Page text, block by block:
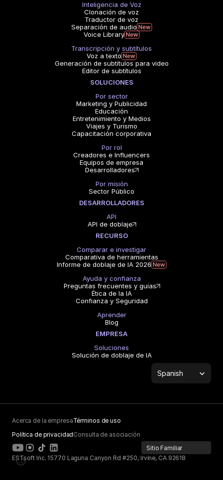
Inteligencia de Voz
Clonación de voz
Traductor de voz
Separación de audio
Voice Library
Transcripción y subtítulos
Voz a texto
Generación de subtítulos para video
Editor de subtítulos
SOLUCIONES
Por sector
Marketing y Publicidad
Educación
Entretenimiento y Medios
Viajes y Turismo
Capacitación corporativa
Por rol
Creadores e Influencers
Equipos de empresa
Desarrolladores
Por misión
Sector Público
DESARROLLADORES
API
API de doblaje
RECURSO
Comparar e investigar
Comparativa de herramientas
Informe de doblaje de IA 2026
Ayuda y confianza
Preguntas frecuentes y guías
Ética de la IA
Confianza y Seguridad
Aprender
Blog
EMPRESA
Soluciones
Solución de doblaje de IA
Select Language
Spanish
Acerca de la empresaTérminos de uso
Política de privacidadConsulta de asociación
Sitio Familiar
ESTsoft Inc. 15770 Laguna Canyon Rd #250, Irvine, CA 92618